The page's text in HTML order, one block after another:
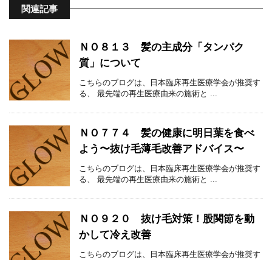
関連記事
ＮＯ８１３ 髪の主成分「タンパク
質」について
こちらのブログは、日本臨床再生医療学会が推奨す
る、 最先端の再生医療由来の施術と ...
ＮＯ７７４ 髪の健康に明日葉を食べ
よう〜抜け毛薄毛改善アドバイス〜
こちらのブログは、日本臨床再生医療学会が推奨す
る、 最先端の再生医療由来の施術と ...
ＮＯ９２０ 抜け毛対策！股関節を動
かして冷え改善
こちらのブログは、日本臨床再生医療学会が推奨す